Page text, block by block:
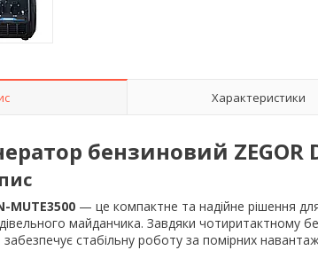
Характеристики
бензиновий ZEGOR
MUTE3500 — це компактне та надійне рішення
майданчика. Завдяки чотиритактному
забезпечує стабільну роботу за помірних